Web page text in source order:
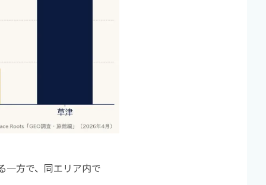
一方で、同エリア内で